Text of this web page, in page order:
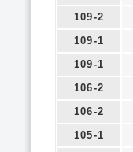
109-2
109-1
109-1
106-2
106-2
105-1